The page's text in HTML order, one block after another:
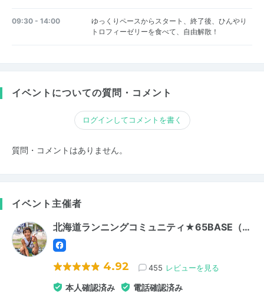
09:30 - 14:00
ゆっくりペースからスタート、終了後、ひんやり
トロフィーゼリーを食べて、自由解散！
イベントについての質問・コメント
ログインしてコメントを書く
質問・コメントはありません。
イベント主催者
北海道ランニングコミュニティ★65BASE（…
4.92 455 レビューを見る
本人確認済み 電話確認済み